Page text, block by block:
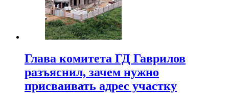
Глава комитета ГД Гаврилов
разъяснил, зачем нужно
присваивать адрес участку